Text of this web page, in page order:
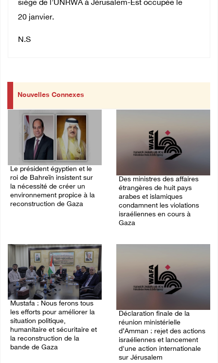
siège de l’UNRWA à Jérusalem-Est occupée le
20 janvier.
N.S
Nouvelles Connexes
Le président égyptien et le
roi de Bahreïn insistent sur
la nécessité de créer un
environnement propice à la
reconstruction de Gaza
Des ministres des affaires
étrangères de huit pays
arabes et islamiques
condamnent les violations
israéliennes en cours à
Gaza
Mustafa : Nous ferons tous
les efforts pour améliorer la
situation politique,
humanitaire et sécuritaire et
la reconstruction de la
bande de Gaza
Déclaration finale de la
réunion ministérielle
d’Amman : rejet des actions
israéliennes et lancement
d'une action internationale
sur Jérusalem